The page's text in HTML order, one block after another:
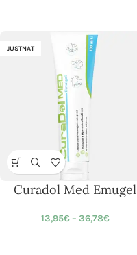
JUSTNAT
Curadol Med Emugel
13,95€ – 36,78€